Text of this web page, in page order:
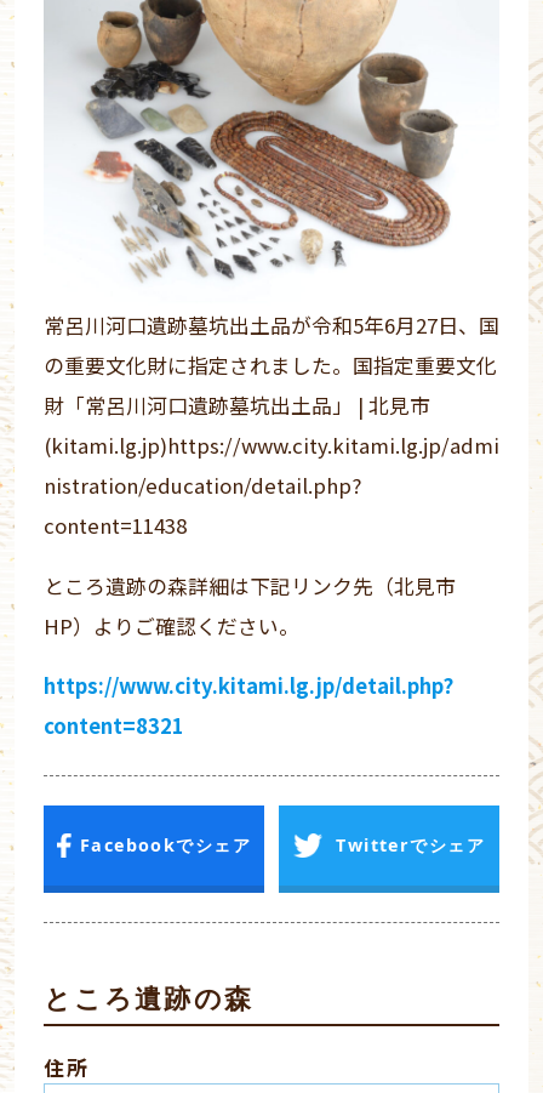
常呂川河口遺跡墓坑出土品が令和5年6月27日、国
の重要文化財に指定されました。 国指定重要文化
財「常呂川河口遺跡墓坑出土品」 | 北見市
(kitami.lg.jp)https://www.city.kitami.lg.jp/admi
nistration/education/detail.php?
content=11438
ところ遺跡の森詳細は下記リンク先（北見市
HP）よりご確認ください。
https://www.city.kitami.lg.jp/detail.php?
content=8321
Facebookでシェア Twitterでシェア
ところ遺跡の森
住所